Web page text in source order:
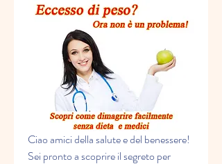
Ciao amici della salute e del benessere!
Sei pronto a scoprire il segreto per